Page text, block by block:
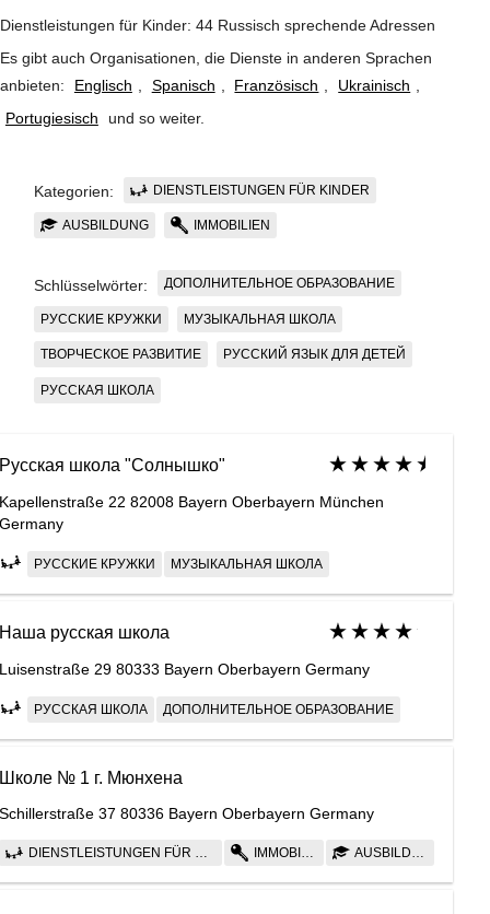
Dienstleistungen für Kinder: 44 Russisch sprechende Adressen
Es gibt auch Organisationen, die Dienste in anderen Sprachen
anbieten:
Englisch Spanisch Französisch Ukrainisch
Portugiesisch
und so weiter.
Kategorien: DIENSTLEISTUNGEN FÜR KINDER
AUSBILDUNG IMMOBILIEN
Schlüsselwörter: ДОПОЛНИТЕЛЬНОЕ ОБРАЗОВАНИЕ
РУССКИЕ КРУЖКИ МУЗЫКАЛЬНАЯ ШКОЛА
ТВОРЧЕСКОЕ РАЗВИТИЕ РУССКИЙ ЯЗЫК ДЛЯ ДЕТЕЙ
РУССКАЯ ШКОЛА
Русская школа "Солнышко"
Kapellenstraße 22 82008 Bayern Oberbayern München
Germany
РУССКИЕ КРУЖКИ МУЗЫКАЛЬНАЯ ШКОЛА
Наша русская школа
Luisenstraße 29 80333 Bayern Oberbayern Germany
РУССКАЯ ШКОЛА ДОПОЛНИТЕЛЬНОЕ ОБРАЗОВАНИЕ
Школе № 1 г. Мюнхена
Schillerstraße 37 80336 Bayern Oberbayern Germany
DIENSTLEISTUNGEN FÜR KINDER IMMOBILIEN AUSBILDUNG